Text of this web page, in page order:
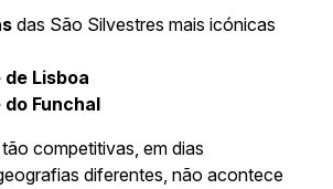
das São Silvestres mais icónicas
Lisboa
Funchal
competitivas, em dias
diferentes, não acontece